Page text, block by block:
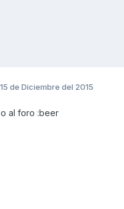
15 de Diciembre del 2015
al foro :beer